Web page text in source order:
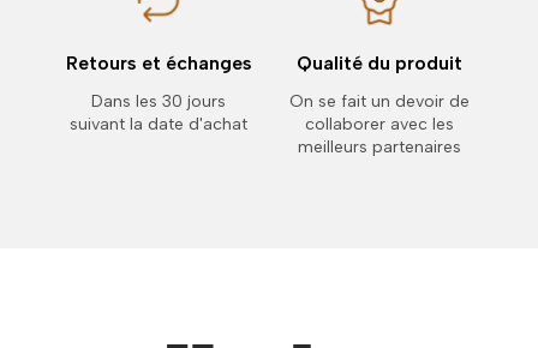
Retours et échanges
Dans les 30 jours
suivant la date d'achat
Qualité du produit
On se fait un devoir de
collaborer avec les
meilleurs partenaires